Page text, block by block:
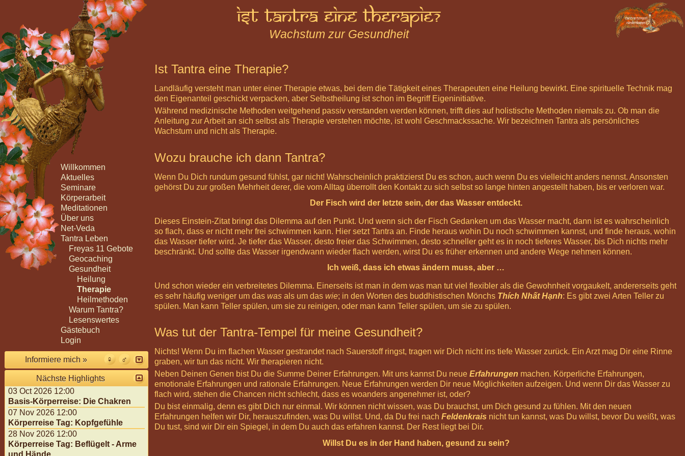
Ist Tantra eine Therapie?
Wachstum zur Gesundheit
Ist Tantra eine Therapie?
Landläufig versteht man unter einer Therapie etwas, bei dem die Tätigkeit eines Therapeuten eine Heilung bewirkt. Eine spirituelle Technik mag
den Eigenanteil geschickt verpacken, aber Selbstheilung ist schon im Begriff Eigeninitiative.
Während medizinische Methoden weitgehend passiv verstanden werden können, trifft dies auf holistische Methoden niemals zu. Ob man die
Anleitung zur Arbeit an sich selbst als Therapie verstehen möchte, ist wohl Geschmackssache. Wir bezeichnen Tantra als persönliches
Wachstum und nicht als Therapie.
Wozu brauche ich dann Tantra?
Wenn Du Dich rundum gesund fühlst, gar nicht! Wahrscheinlich praktizierst Du es schon, auch wenn Du es vielleicht anders nennst. Ansonsten
gehörst Du zur großen Mehrheit derer, die vom Alltag überrollt den Kontakt zu sich selbst so lange hinten angestellt haben, bis er verloren war.
Der Fisch wird der letzte sein, der das Wasser entdeckt.
Dieses Einstein-Zitat bringt das Dilemma auf den Punkt. Und wenn sich der Fisch Gedanken um das Wasser macht, dann ist es wahrscheinlich
so flach, dass er nicht mehr frei schwimmen kann. Hier setzt Tantra an. Finde heraus wohin Du noch schwimmen kannst, und finde heraus, wohin
das Wasser tiefer wird. Je tiefer das Wasser, desto freier das Schwimmen, desto schneller geht es in noch tieferes Wasser, bis Dich nichts mehr
beschränkt. Und sollte das Wasser irgendwann wieder flach werden, wirst Du es früher erkennen und andere Wege nehmen können.
Ich weiß, dass ich etwas ändern muss, aber …
Und schon wieder ein verbreitetes Dilemma. Einerseits ist man in dem was man tut viel flexibler als die Gewohnheit vorgaukelt, andererseits geht
es sehr häufig weniger um das was als um das wie; in den Worten des buddhistischen Mönchs Thích Nhất Hạnh: Es gibt zwei Arten Teller zu
spülen. Man kann Teller spülen, um sie zu reinigen, oder man kann Teller spülen, um sie zu spülen.
Was tut der Tantra-Tempel für meine Gesundheit?
Nichts! Wenn Du im flachen Wasser gestrandet nach Sauerstoff ringst, tragen wir Dich nicht ins tiefe Wasser zurück. Ein Arzt mag Dir eine Rinne
graben, wir tun das nicht. Wir therapieren nicht.
Neben Deinen Genen bist Du die Summe Deiner Erfahrungen. Mit uns kannst Du neue Erfahrungen machen. Körperliche Erfahrungen,
emotionale Erfahrungen und rationale Erfahrungen. Neue Erfahrungen werden Dir neue Möglichkeiten aufzeigen. Und wenn Dir das Wasser zu
flach wird, stehen die Chancen nicht schlecht, dass es woanders angenehmer ist, oder?
Du bist einmalig, denn es gibt Dich nur einmal. Wir können nicht wissen, was Du brauchst, um Dich gesund zu fühlen. Mit den neuen
Erfahrungen helfen wir Dir, herauszufinden, was Du willst. Und, da Du frei nach Feldenkrais nicht tun kannst, was Du willst, bevor Du weißt, was
Du tust, sind wir Dir ein Spiegel, in dem Du auch das erfahren kannst. Der Rest liegt bei Dir.
Willst Du es in der Hand haben, gesund zu sein?
Informiere mich »
Nächste Highlights
03 Oct 2026 12:00
Basis-Körperreise: Die Chakren
07 Nov 2026 12:00
Körperreise Tag: Kopfgefühle
28 Nov 2026 12:00
Körperreise Tag: Beflügelt - Arme
Willkommen
Aktuelles
Seminare
Körperarbeit
Meditationen
Über uns
Net-Veda
Tantra Leben
Freyas 11 Gebote
Geocaching
Gesundheit
Heilung
Therapie
Heilmethoden
Warum Tantra?
Lesenswertes
Gästebuch
Login